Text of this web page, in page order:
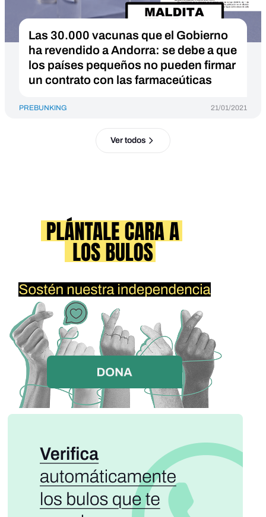
Las 30.000 vacunas que el Gobierno
ha revendido a Andorra: se debe a que
los países pequeños no pueden firmar
un contrato con las farmaceúticas
PREBUNKING 21/01/2021
Ver todos